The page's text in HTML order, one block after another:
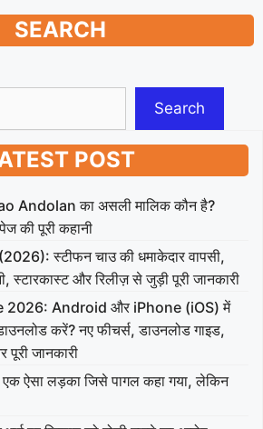
SEARCH
Search
POST
Andolan का असली मालिक कौन है?
की पूरी कहानी
स्टीफन चाउ की धमाकेदार वापसी,
स्टारकास्ट और रिलीज़ से जुड़ी पूरी जानकारी
2026: Android और iPhone (iOS) में
करें? नए फीचर्स, डाउनलोड गाइड,
पूरी जानकारी
ऐसा लड़का जिसे पागल कहा गया, लेकिन